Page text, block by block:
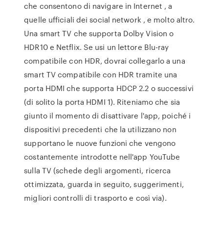
che consentono di navigare in Internet , a
quelle ufficiali dei social network , e molto altro.
Una smart TV che supporta Dolby Vision o
HDR10 e Netflix. Se usi un lettore Blu-ray
compatibile con HDR, dovrai collegarlo a una
smart TV compatibile con HDR tramite una
porta HDMI che supporta HDCP 2.2 o successivi
(di solito la porta HDMI 1). Riteniamo che sia
giunto il momento di disattivare l'app, poiché i
dispositivi precedenti che la utilizzano non
supportano le nuove funzioni che vengono
costantemente introdotte nell'app YouTube
sulla TV (schede degli argomenti, ricerca
ottimizzata, guarda in seguito, suggerimenti,
migliori controlli di trasporto e così via).